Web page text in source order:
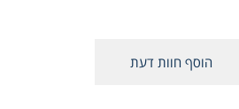
הוסף חוות דעת